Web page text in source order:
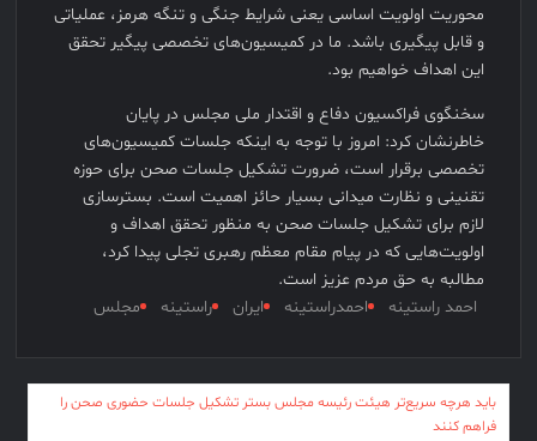
محوریت اولویت اساسی یعنی شرایط جنگی و تنگه هرمز، عملیاتی
و قابل پیگیری باشد. ما در کمیسیون‌های تخصصی پیگیر تحقق
این اهداف خواهیم بود.
سخنگوی فراکسیون دفاع و اقتدار ملی مجلس در پایان
خاطرنشان کرد: امروز با توجه به اینکه جلسات کمیسیون‌های
تخصصی برقرار است، ضرورت تشکیل جلسات صحن برای حوزه
تقنینی و نظارت میدانی بسیار حائز اهمیت است. بسترسازی
لازم برای تشکیل جلسات صحن به منظور تحقق اهداف و
اولویت‌هایی که در پیام مقام معظم رهبری تجلی پیدا کرد،
مطالبه به حق مردم عزیز است.
احمد راستینه
احمدراستینه ایران راستینه مجلس
راهبری
باید هرچه سریع‌تر هیئت رئیسه مجلس بستر تشکیل جلسات حضوری صحن را
فراهم کنند